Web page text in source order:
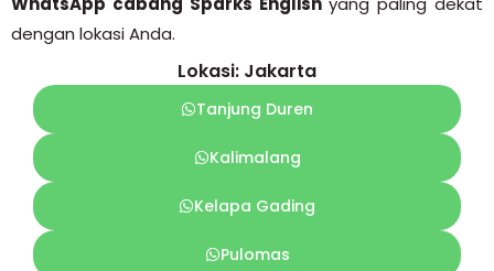
dengan lokasi Anda.
Lokasi: Jakarta
Tanjung Duren
Kalimalang
Kelapa Gading
Pulomas